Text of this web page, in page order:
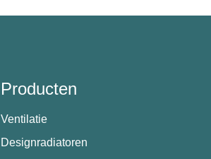
Producten
Ventilatie
Designradiatoren